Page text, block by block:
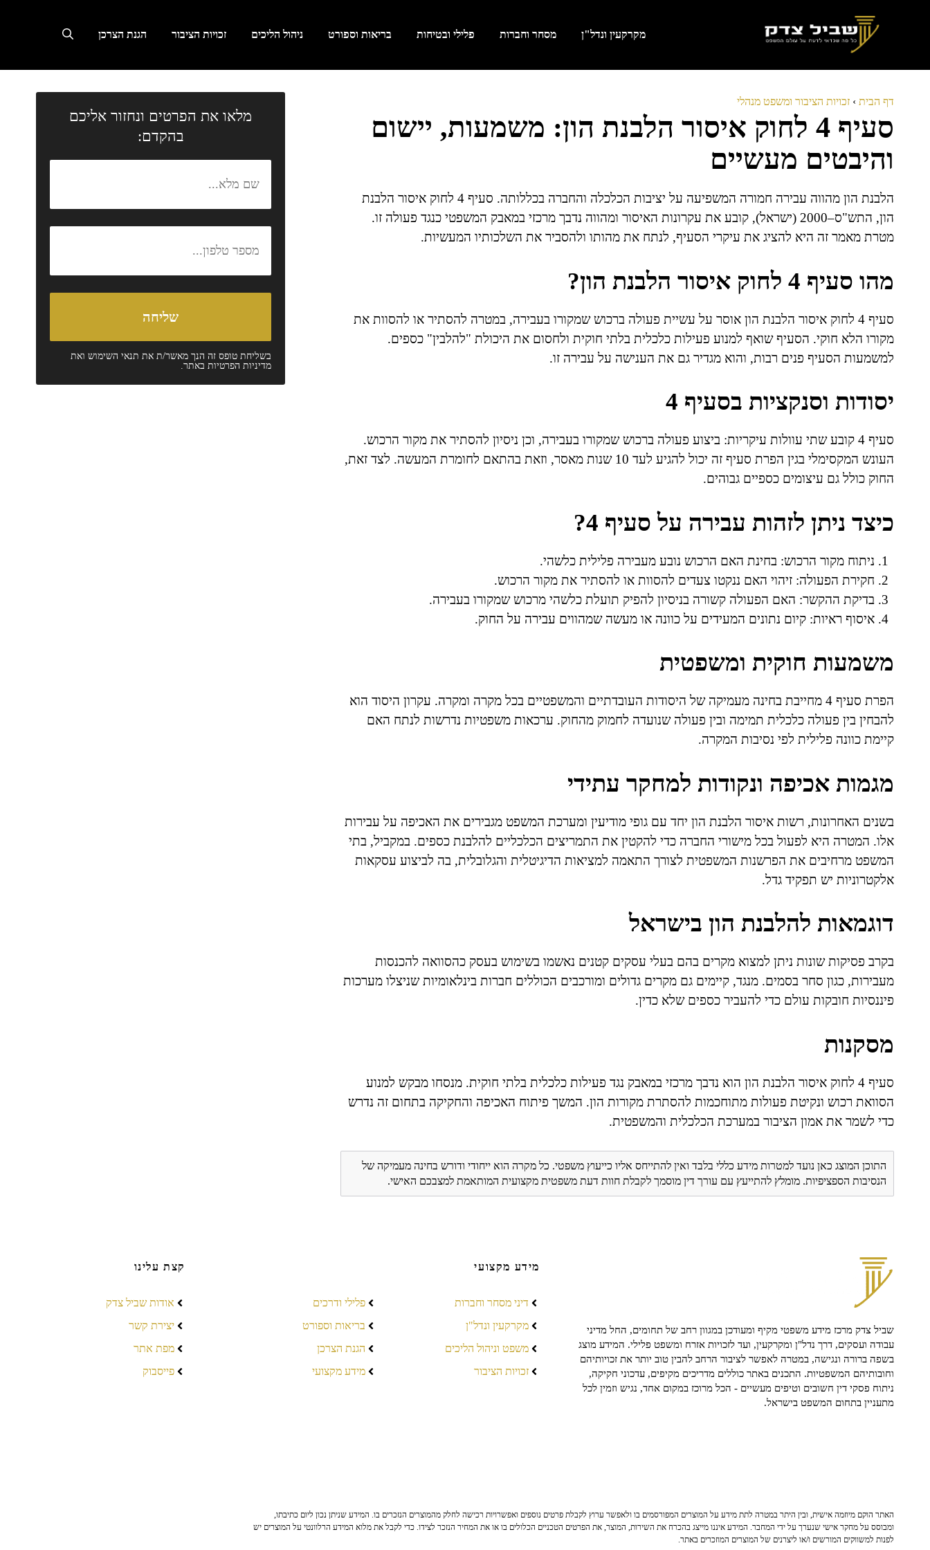
מקרקעין ונדל"ן מסחר וחברות פלילי ובטיחות בריאות וספורט ניהול הליכים זכויות הציבור הגנת הצרכן
דף הבית › זכויות הציבור ומשפט מנהלי
סעיף 4 לחוק איסור הלבנת הון: משמעות, יישום
והיבטים מעשיים
הלבנת הון מהווה עבירה חמורה המשפיעה על יציבות הכלכלה והחברה בכללותה. סעיף 4 לחוק איסור הלבנת
הון, התש"ס–2000 (ישראל), קובע את עקרונות האיסור ומהווה נדבך מרכזי במאבק המשפטי כנגד פעולה זו.
מטרת מאמר זה היא להציג את עיקרי הסעיף, לנתח את מהותו ולהסביר את השלכותיו המעשיות.
מהו סעיף 4 לחוק איסור הלבנת הון?
סעיף 4 לחוק איסור הלבנת הון אוסר על עשיית פעולה ברכוש שמקורו בעבירה, במטרה להסתיר או להסוות את
מקורו הלא חוקי. הסעיף שואף למנוע פעילות כלכלית בלתי חוקית ולחסום את היכולת "להלבין" כספים.
למשמעות הסעיף פנים רבות, והוא מגדיר גם את הענישה על עבירה זו.
יסודות וסנקציות בסעיף 4
סעיף 4 קובע שתי עוולות עיקריות: ביצוע פעולה ברכוש שמקורו בעבירה, וכן ניסיון להסתיר את מקור הרכוש.
העונש המקסימלי בגין הפרת סעיף זה יכול להגיע לעד 10 שנות מאסר, וזאת בהתאם לחומרת המעשה. לצד זאת,
החוק כולל גם עיצומים כספיים גבוהים.
כיצד ניתן לזהות עבירה על סעיף 4?
ניתוח מקור הרכוש: בחינת האם הרכוש נובע מעבירה פלילית כלשהי.
חקירת הפעולה: זיהוי האם ננקטו צעדים להסוות או להסתיר את מקור הרכוש.
בדיקת ההקשר: האם הפעולה קשורה בניסיון להפיק תועלת כלשהי מרכוש שמקורו בעבירה.
איסוף ראיות: קיום נתונים המעידים על כוונה או מעשה שמהווים עבירה על החוק.
משמעות חוקית ומשפטית
הפרת סעיף 4 מחייבת בחינה מעמיקה של היסודות העובדתיים והמשפטיים בכל מקרה ומקרה. עקרון היסוד הוא
להבחין בין פעולה כלכלית תמימה ובין פעולה שנועדה לחמוק מהחוק. ערכאות משפטיות נדרשות לנתח האם
קיימת כוונה פלילית לפי נסיבות המקרה.
מגמות אכיפה ונקודות למחקר עתידי
בשנים האחרונות, רשות איסור הלבנת הון יחד עם גופי מודיעין ומערכת המשפט מגבירים את האכיפה על עבירות
אלו. המטרה היא לפעול בכל מישורי החברה כדי להקטין את התמריצים הכלכליים להלבנת כספים. במקביל, בתי
המשפט מרחיבים את הפרשנות המשפטית לצורך התאמה למציאות הדיגיטלית והגלובלית, בה לביצוע עסקאות
אלקטרוניות יש תפקיד גדל.
דוגמאות להלבנת הון בישראל
בקרב פסיקות שונות ניתן למצוא מקרים בהם בעלי עסקים קטנים נאשמו בשימוש בעסק כהסוואה להכנסות
מעבירות, כגון סחר בסמים. מנגד, קיימים גם מקרים גדולים ומורכבים הכוללים חברות בינלאומיות שניצלו מערכות
פיננסיות חובקות עולם כדי להעביר כספים שלא כדין.
מסקנות
סעיף 4 לחוק איסור הלבנת הון הוא נדבך מרכזי במאבק נגד פעילות כלכלית בלתי חוקית. מנסחו מבקש למנוע
הסוואת רכוש ונקיטת פעולות מתוחכמות להסתרת מקורות הון. המשך פיתוח האכיפה והחקיקה בתחום זה נדרש
כדי לשמר את אמון הציבור במערכת הכלכלית והמשפטית.
התוכן המוצג כאן נועד למטרות מידע כללי בלבד ואין להתייחס אליו כייעוץ משפטי. כל מקרה הוא ייחודי ודורש בחינה מעמיקה של
הנסיבות הספציפיות. מומלץ להתייעץ עם עורך דין מוסמך לקבלת חוות דעת משפטית מקצועית המותאמת למצבכם האישי.
מלאו את הפרטים ונחזור אליכם
בהקדם:
בשליחת טופס זה הנך מאשר/ת את תנאי השימושואת
מדיניות הפרטיותבאתר.
שביל צדק מרכז מידע משפטי מקיף ומעודכן במגוון רחב של תחומים, החל מדיני
עבודה ועסקים, דרך נדל"ן ומקרקעין, ועד לזכויות אזרח ומשפט פלילי. המידע מוצג
בשפה ברורה ונגישה, במטרה לאפשר לציבור הרחב להבין טוב יותר את זכויותיהם
וחובותיהם המשפטיות. התכנים באתר כוללים מדריכים מקיפים, עדכוני חקיקה,
ניתוח פסקי דין חשובים וטיפים מעשיים - הכל מרוכז במקום אחד, נגיש וזמין לכל
מתעניין בתחום המשפט בישראל.
מידע מקצועי
דיני מסחר וחברות
מקרקעין ונדל"ן
משפט וניהול הליכים
זכויות הציבור
פלילי ודרכים
בריאות וספורט
הגנת הצרכן
מידע מקצועי
קצת עלינו
אודות שביל צדק
יצירת קשר
מפת אתר
פייסבוק
האתר הוקם מיוזמה אישית, ובין היתר במטרה לתת מידע על המוצרים המפורסמים בו ולאפשר ערוץ לקבלת פרטים נוספים ואפשרויות רכישה לחלק מהמוצרים הנזכרים בו. המידע שניתן נכון ליום כתיבתו,
ומבוסס על מחקר אישי שנערך על ידי המחבר. המידע איננו מייצג בהכרח את השירות, המוצר, את הפרטים הטכניים הכלולים בו או את המחיר הנזכר לצידו. כדי לקבל את מלוא המידע הרלוונטי על המוצרים יש
לפנות למשווקים המורשים ו/או ליצרנים של המוצרים המוזכרים באתר.